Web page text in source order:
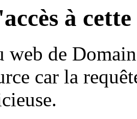
à
web de
car la